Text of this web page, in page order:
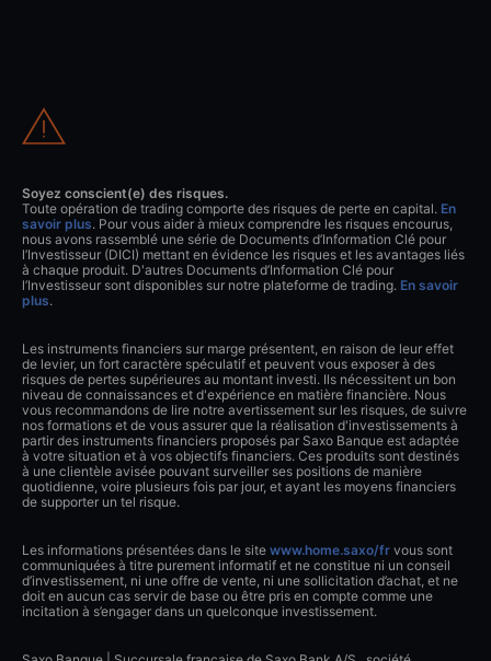
Soyez conscient(e) des risques.
Toute opération de trading comporte des risques de perte en capital. En
savoir plus. Pour vous aider à mieux comprendre les risques encourus,
nous avons rassemblé une série de Documents d’Information Clé pour
l’Investisseur (DICI) mettant en évidence les risques et les avantages liés
à chaque produit. D'autres Documents d’Information Clé pour
l’Investisseur sont disponibles sur notre plateforme de trading. En savoir
plus.
Les instruments financiers sur marge présentent, en raison de leur effet
de levier, un fort caractère spéculatif et peuvent vous exposer à des
risques de pertes supérieures au montant investi. Ils nécessitent un bon
niveau de connaissances et d'expérience en matière financière. Nous
vous recommandons de lire notre avertissement sur les risques, de suivre
nos formations et de vous assurer que la réalisation d'investissements à
partir des instruments financiers proposés par Saxo Banque est adaptée
à votre situation et à vos objectifs financiers. Ces produits sont destinés
à une clientèle avisée pouvant surveiller ses positions de manière
quotidienne, voire plusieurs fois par jour, et ayant les moyens financiers
de supporter un tel risque.
Les informations présentées dans le site www.home.saxo/fr vous sont
communiquées à titre purement informatif et ne constitue ni un conseil
d’investissement, ni une offre de vente, ni une sollicitation d’achat, et ne
doit en aucun cas servir de base ou être pris en compte comme une
incitation à s’engager dans un quelconque investissement.